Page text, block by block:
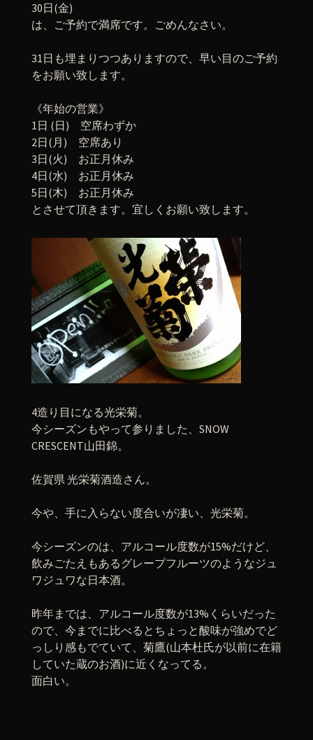
30日(金)
は、ご予約で満席です。ごめんなさい。
31日も埋まりつつありますので、早い目のご予約
をお願い致します。
《年始の営業》
1日 (日) 空席わずか
2日(月) 空席あり
3日(火) お正月休み
4日(水) お正月休み
5日(木) お正月休み
とさせて頂きます。宜しくお願い致します。
4造り目になる光栄菊。
今シーズンもやって参りました、SNOW
CRESCENT山田錦。
佐賀県 光栄菊酒造さん。
今や、手に入らない度合いが凄い、光栄菊。
今シーズンのは、アルコール度数が15%だけど、
飲みごたえもあるグレープフルーツのようなジュ
ワジュワな日本酒。
昨年までは、アルコール度数が13%くらいだった
ので、今までに比べるとちょっと酸味が強めでど
っしり感もでていて、菊鷹(山本杜氏が以前に在籍
していた蔵のお酒)に近くなってる。
面白い。